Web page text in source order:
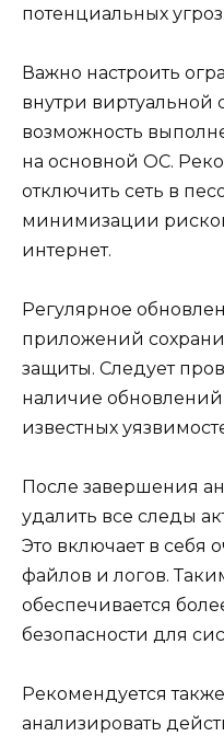
потенциальных угроз.
Важно настроить
внутри виртуальной
возможность
на основной ОС.
отключить сеть в
минимизации
интернет.
Регулярное
приложений
защиты. Следует
наличие обновлений
известных
После завершения
удалить все следы
Это включает в себя
файлов и логов.
обеспечивается
безопасности для
Рекомендуется
анализировать